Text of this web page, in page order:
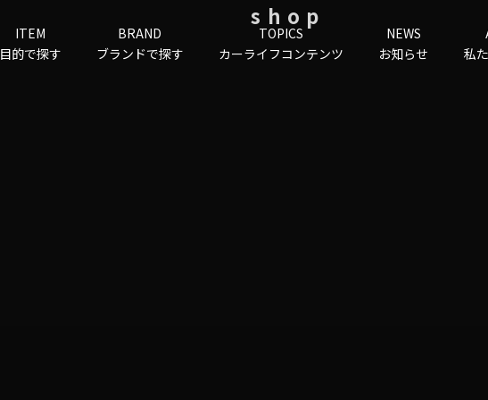
ITEM
目的で探す
BRAND
ブランドで探す
TOPICS
カーライフコンテンツ
NEWS
お知らせ
私
shop